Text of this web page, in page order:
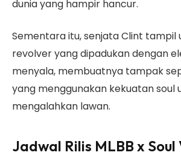
dunia yang hampir hancur.
Sementara itu, senjata Clint tampil
revolver yang dipadukan dengan
menyala, membuatnya tampak
yang menggunakan kekuatan soul
mengalahkan lawan.
Jadwal Rilis MLBB x Soul